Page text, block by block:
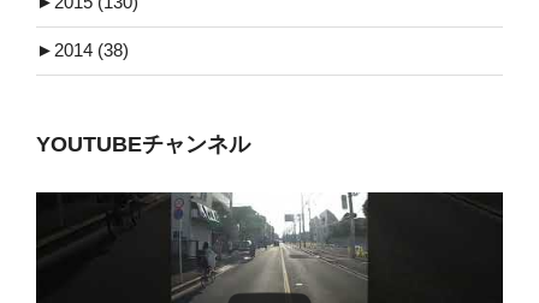
►2014 (38)
YOUTUBEチャンネル